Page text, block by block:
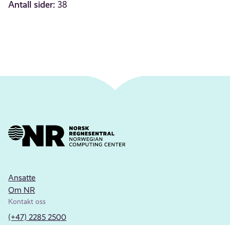
Antall sider: 38
Ansatte
Om NR
Kontakt oss
(+47) 2285 2500